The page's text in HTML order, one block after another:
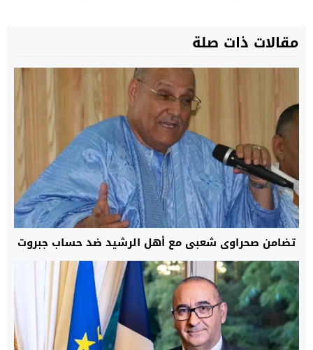
مقالات ذات صلة
تضامن صحراوي شعبي مع أهل الرشيد ضد حساب جبروت